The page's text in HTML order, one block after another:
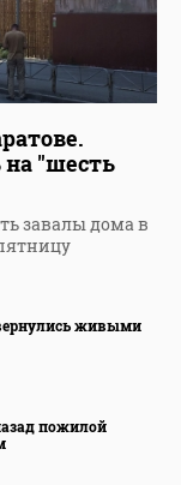
"шесть
завалы дома в
живыми
пожилой